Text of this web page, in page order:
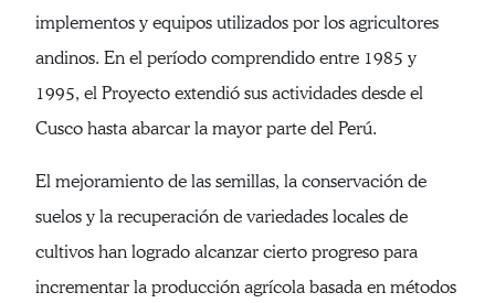
implementos y equipos utilizados por los agricultores
andinos. En el período comprendido entre 1985 y
1995, el Proyecto extendió sus actividades desde el
Cusco hasta abarcar la mayor parte del Perú.
El mejoramiento de las semillas, la conservación de
suelos y la recuperación de variedades locales de
cultivos han logrado alcanzar cierto progreso para
incrementar la producción agrícola basada en métodos